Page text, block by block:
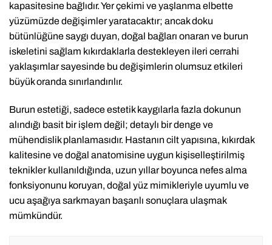
kapasitesine bağlıdır. Yer çekimi ve yaşlanma elbette
yüzümüzde değişimler yaratacaktır; ancak doku
bütünlüğüne saygı duyan, doğal bağları onaran ve burun
iskeletini sağlam kıkırdaklarla destekleyen ileri cerrahi
yaklaşımlar sayesinde bu değişimlerin olumsuz etkileri
büyük oranda sınırlandırılır.
Burun estetiği, sadece estetik kaygılarla fazla dokunun
alındığı basit bir işlem değil; detaylı bir denge ve
mühendislik planlamasıdır. Hastanın cilt yapısına, kıkırdak
kalitesine ve doğal anatomisine uygun kişiselleştirilmiş
teknikler kullanıldığında, uzun yıllar boyunca nefes alma
fonksiyonunu koruyan, doğal yüz mimikleriyle uyumlu ve
ucu aşağıya sarkmayan başarılı sonuçlara ulaşmak
mümkündür.